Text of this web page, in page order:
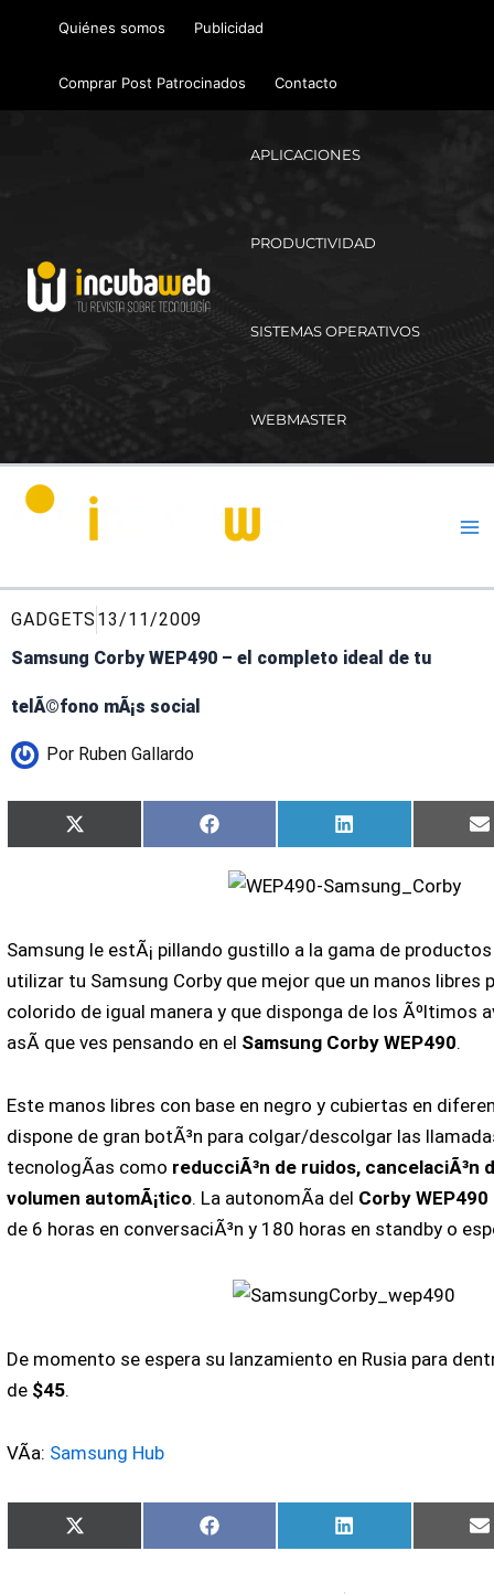
Quiénes somos Publicidad
Comprar Post Patrocinados Contacto
APLICACIONES
PRODUCTIVIDAD
SISTEMAS OPERATIVOS
WEBMASTER
GADGETS 13/11/2009
Samsung Corby WEP490 – el completo ideal de tu
telÃ©fono mÃ¡s social
Por Ruben Gallardo
Compartir
en
X
(Twitter)
Compartir
en
Facebook
Compartir
en
LinkedIn
Samsung le estÃ¡ pillando gustillo a la gama de
utilizar tu Samsung Corby que mejor que un manos libres
colorido de igual manera y que disponga de los Ãºltimos
asÃ­ que ves pensando en el Samsung Corby WEP490.
Este manos libres con base en negro y cubiertas en
dispone de gran botÃ³n para colgar/descolgar las
tecnologÃ­as como reducciÃ³n de ruidos, cancelaciÃ³n
volumen automÃ¡tico. La autonomÃ­a del Corby WEP490
de 6 horas en conversaciÃ³n y 180 horas en standby o
De momento se espera su lanzamiento en Rusia para
de $45.
VÃ­a: Samsung Hub
Compartir
en
X
(Twitter)
Compartir
en
Facebook
Compartir
en
LinkedIn